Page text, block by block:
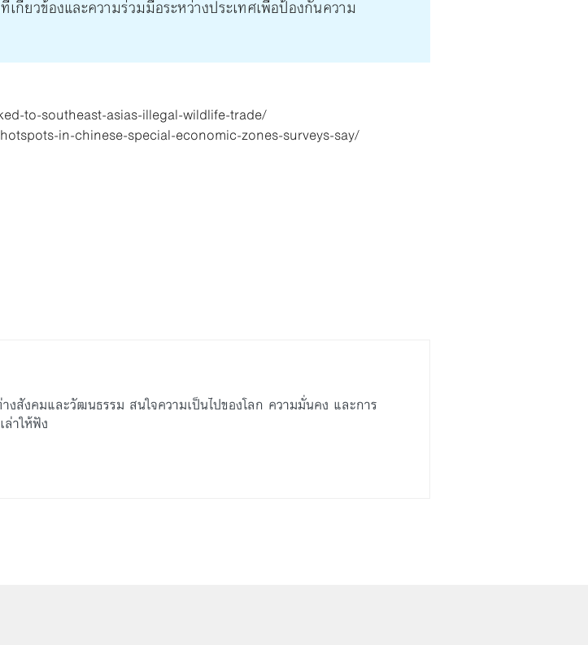
กี่ยวข้องและความร่วมมือระหว่างประเทศเพื่อป้องกันความ
to-southeast-asias-illegal-wildlife-trade/
in-chinese-special-economic-zones-surveys-say/
สังคมและวัฒนธรรม สนใจความเป็นไปของโลก ความมั่นคง และการ
าให้ฟัง